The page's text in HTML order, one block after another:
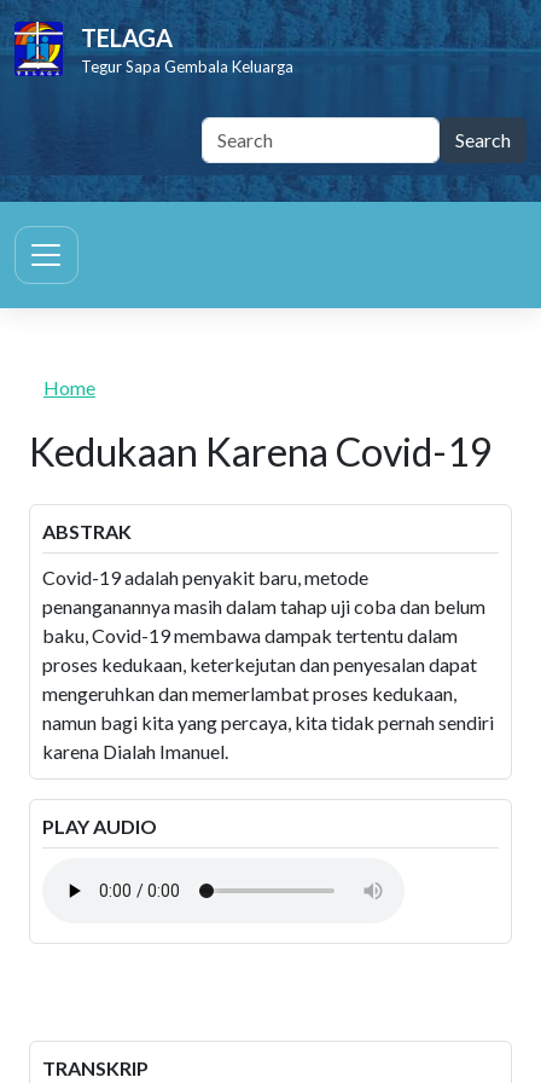
Skip to main content
TELAGA
Tegur Sapa Gembala Keluarga
Home
Kedukaan Karena Covid-19
ABSTRAK
Covid-19 adalah penyakit baru, metode
penanganannya masih dalam tahap uji coba dan belum
baku, Covid-19 membawa dampak tertentu dalam
proses kedukaan, keterkejutan dan penyesalan dapat
mengeruhkan dan memerlambat proses kedukaan,
namun bagi kita yang percaya, kita tidak pernah sendiri
karena Dialah Imanuel.
PLAY AUDIO
TRANSKRIP